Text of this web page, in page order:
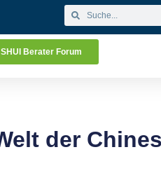
SHUI Berater Forum
der